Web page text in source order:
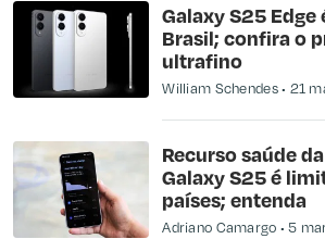
Galaxy S25 Edge
Brasil; confira o
ultrafino
William Schendes 21
Recurso saúde
Galaxy S25 é
países; entenda
Adriano Camargo 5